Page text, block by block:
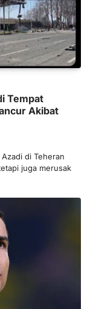
Tempat
Akibat
di Teheran
juga merusak